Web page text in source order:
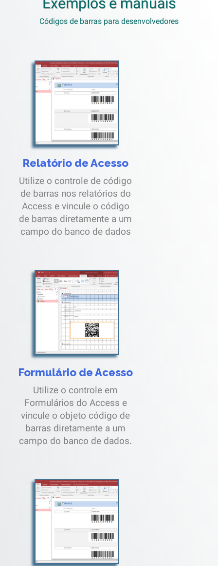
Códigos de barras para desenvolvedores
Relatório de Acesso
Utilize o controle de código
de barras nos relatórios do
Access e vincule o código
de barras diretamente a um
campo do banco de dados
Formulário de Acesso
Utilize o controle em
Formulários do Access e
vincule o objeto código de
barras diretamente a um
campo do banco de dados.